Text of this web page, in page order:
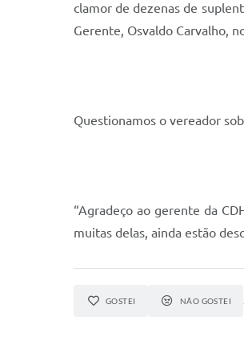
clamor de dezenas de
Gerente, Osvaldo Carvalho,
Questionamos o vereador
“Agradeço ao gerente da
muitas delas, ainda estão
GOSTEI NÃO GOSTEI